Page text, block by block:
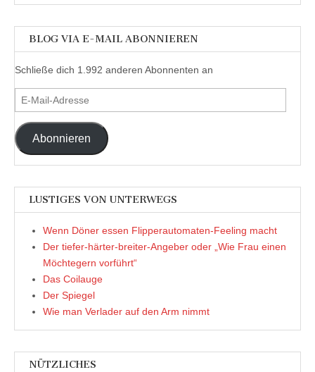
BLOG VIA E-MAIL ABONNIEREN
Schließe dich 1.992 anderen Abonnenten an
E-
Mail-
Adresse
Abonnieren
LUSTIGES VON UNTERWEGS
Wenn Döner essen Flipperautomaten-Feeling macht
Der tiefer-härter-breiter-Angeber oder „Wie Frau einen
Möchtegern vorführt“
Das Coilauge
Der Spiegel
Wie man Verlader auf den Arm nimmt
NÜTZLICHES